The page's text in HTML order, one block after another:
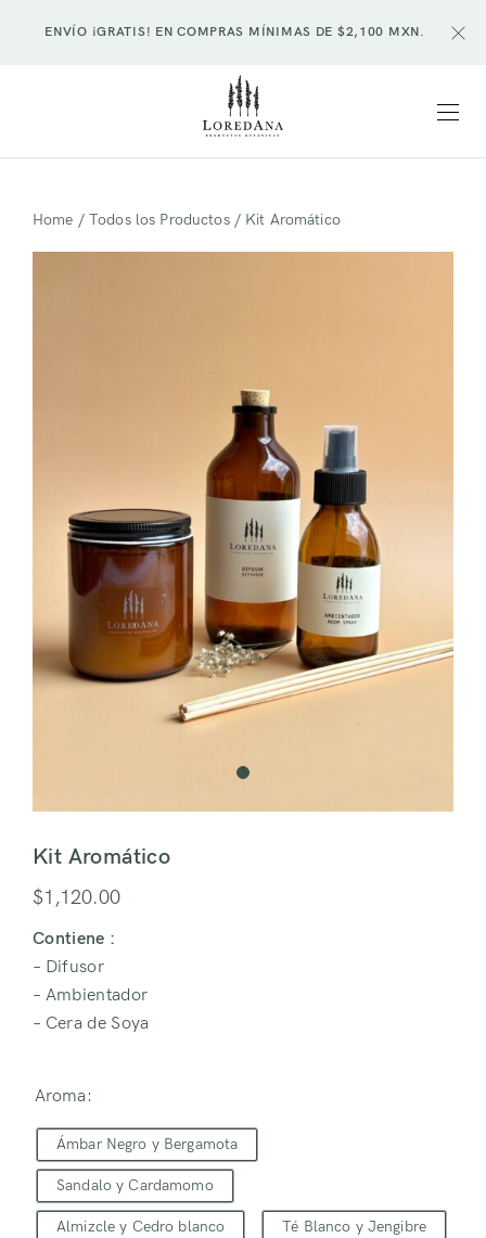
ENVÍO ¡GRATIS! EN COMPRAS MÍNIMAS DE $2,100 MXN.
Home / Todos los Productos/ Kit Aromático
Kit Aromático
$1,120.00
Contiene :
– Difusor
– Ambientador
– Cera de Soya
Aroma:
Ámbar Negro y Bergamota
Sandalo y Cardamomo
Almizcle y Cedro blanco Té Blanco y Jengibre